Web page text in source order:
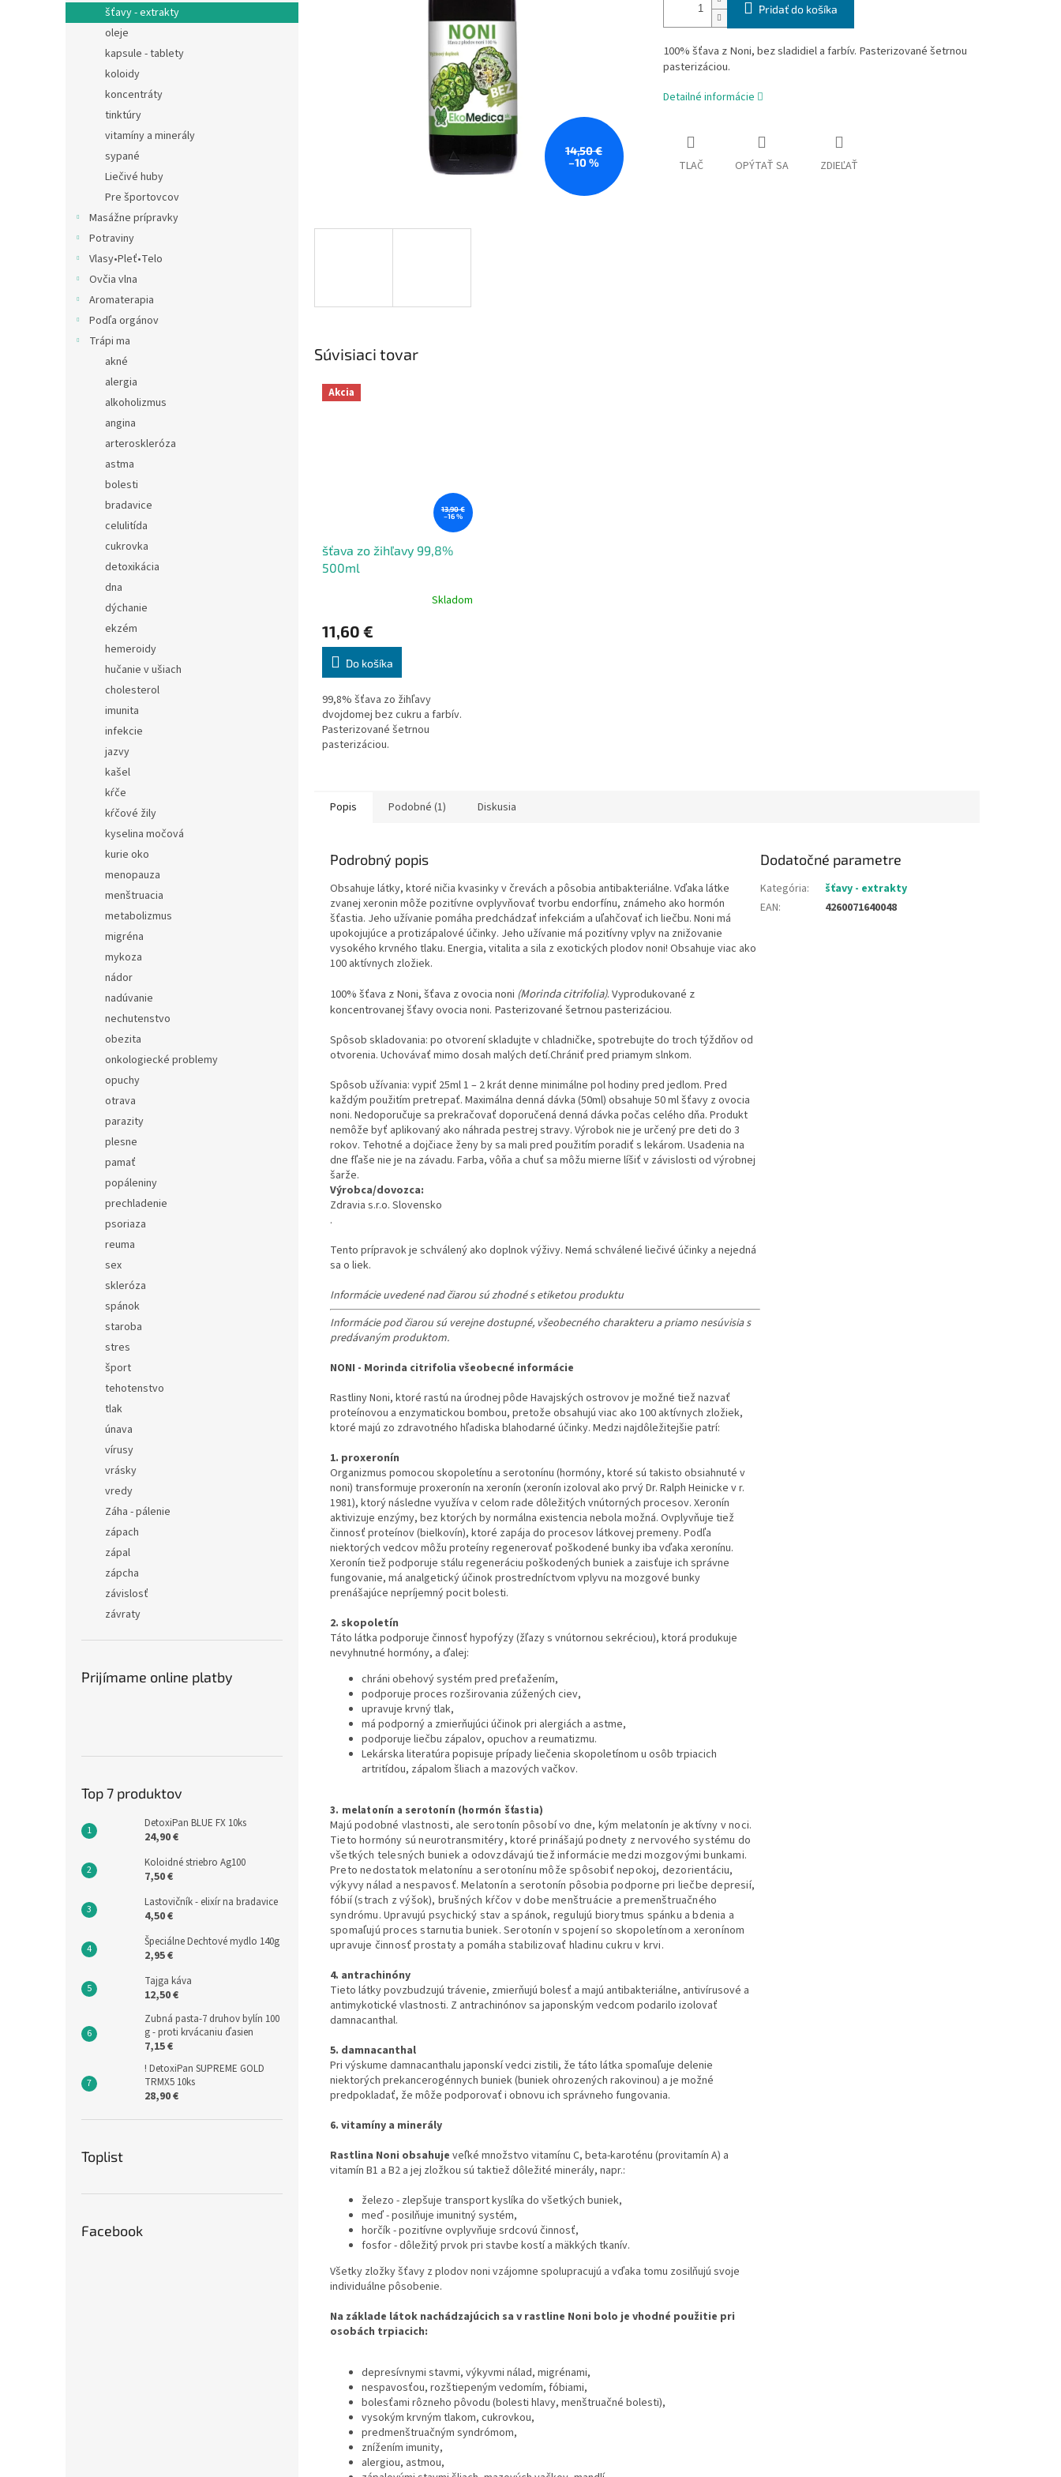
šťavy - extrakty
oleje
kapsule - tablety
koloidy
koncentráty
tinktúry
vitamíny a minerály
sypané
Liečivé huby
Pre športovcov
Masážne prípravky
Potraviny
Vlasy•Pleť•Telo
Ovčia vlna
Aromaterapia
Podľa orgánov
Trápi ma
akné
alergia
alkoholizmus
angina
arteroskleróza
astma
bolesti
bradavice
celulitída
cukrovka
detoxikácia
dna
dýchanie
ekzém
hemeroidy
hučanie v ušiach
cholesterol
imunita
infekcie
jazvy
kašel
kŕče
kŕčové žily
kyselina močová
kurie oko
menopauza
menštruacia
metabolizmus
migréna
mykoza
nádor
nadúvanie
nechutenstvo
obezita
onkologiecké problemy
opuchy
otrava
parazity
plesne
pamať
popáleniny
prechladenie
psoriaza
reuma
sex
skleróza
spánok
staroba
stres
šport
tehotenstvo
tlak
únava
vírusy
vrásky
vredy
Záha - pálenie
zápach
zápal
zápcha
závislosť
závraty
Prijímame online platby
Top 7 produktov
DetoxiPan BLUE FX 10ks
24,90 €
Koloidné striebro Ag100
7,50 €
Lastovičník - elixír na bradavice
4,50 €
Špeciálne Dechtové mydlo 140g
2,95 €
Tajga káva
12,50 €
Zubná pasta-7 druhov bylín 100
g - proti krvácaniu ďasien
7,15 €
! DetoxiPan SUPREME GOLD
TRMX5 10ks
28,90 €
Toplist
Facebook
14,50 €
–10 %
Pridať do košíka
100% šťava z Noni, bez sladidiel a farbív. Pasterizované šetrnou
pasterizáciou.
Detailné informácie
TLAČ OPÝTAŤ SA ZDIEĽAŤ
Súvisiaci tovar
Akcia
13,90 €
–16 %
šťava zo žihľavy 99,8%
500ml
Skladom
11,60 €
Do košíka
99,8% šťava zo žihľavy
dvojdomej bez cukru a farbív.
Pasterizované šetrnou
pasterizáciou.
Popis Podobné (1) Diskusia
Podrobný popis
Obsahuje látky, ktoré ničia kvasinky v črevách a pôsobia antibakteriálne. Vďaka látke
zvanej xeronin môže pozitívne ovplyvňovať tvorbu endorfínu, známeho ako hormón
šťastia. Jeho užívanie pomáha predchádzať infekciám a uľahčovať ich liečbu. Noni má
upokojujúce a protizápalové účinky. Jeho užívanie má pozitívny vplyv na znižovanie
vysokého krvného tlaku. Energia, vitalita a sila z exotických plodov noni! Obsahuje viac ako
100 aktívnych zložiek.
100% šťava z Noni, šťava z ovocia noni (Morinda citrifolia). Vyprodukované z
koncentrovanej šťavy ovocia noni. Pasterizované šetrnou pasterizáciou.
Spôsob skladovania: po otvorení skladujte v chladničke, spotrebujte do troch týždňov od
otvorenia. Uchovávať mimo dosah malých detí.Chrániť pred priamym slnkom.
Spôsob užívania: vypiť 25ml 1 – 2 krát denne minimálne pol hodiny pred jedlom. Pred
každým použitím pretrepať. Maximálna denná dávka (50ml) obsahuje 50 ml šťavy z ovocia
noni. Nedoporučuje sa prekračovať doporučená denná dávka počas celého dňa. Produkt
nemôže byť aplikovaný ako náhrada pestrej stravy. Výrobok nie je určený pre deti do 3
rokov. Tehotné a dojčiace ženy by sa mali pred použitím poradiť s lekárom. Usadenia na
dne fľaše nie je na závadu. Farba, vôňa a chuť sa môžu mierne líšiť v závislosti od výrobnej
šarže.
Výrobca/dovozca:
Zdravia s.r.o. Slovensko
.
Tento prípravok je schválený ako doplnok výživy. Nemá schválené liečivé účinky a nejedná
sa o liek.
Informácie uvedené nad čiarou sú zhodné s etiketou produktu
Informácie pod čiarou sú verejne dostupné, všeobecného charakteru a priamo nesúvisia s
predávaným produktom.
NONI - Morinda citrifolia všeobecné informácie
Rastliny Noni, ktoré rastú na úrodnej pôde Havajských ostrovov je možné tiež nazvať
proteínovou a enzymatickou bombou, pretože obsahujú viac ako 100 aktívnych zložiek,
ktoré majú zo zdravotného hľadiska blahodarné účinky. Medzi najdôležitejšie patrí:
1. proxeronín
Organizmus pomocou skopoletínu a serotonínu (hormóny, ktoré sú takisto obsiahnuté v
noni) transformuje proxeronín na xeronín (xeronín izoloval ako prvý Dr. Ralph Heinicke v r.
1981), ktorý následne využíva v celom rade dôležitých vnútorných procesov. Xeronín
aktivizuje enzýmy, bez ktorých by normálna existencia nebola možná. Ovplyvňuje tiež
činnosť proteínov (bielkovín), ktoré zapája do procesov látkovej premeny. Podľa
niektorých vedcov môžu proteíny regenerovať poškodené bunky iba vďaka xeronínu.
Xeronín tiež podporuje stálu regeneráciu poškodených buniek a zaisťuje ich správne
fungovanie, má analgetický účinok prostredníctvom vplyvu na mozgové bunky
prenášajúce nepríjemný pocit bolesti.
2. skopoletín
Táto látka podporuje činnosť hypofýzy (žľazy s vnútornou sekréciou), ktorá produkuje
nevyhnutné hormóny, a ďalej:
chráni obehový systém pred preťažením,
podporuje proces rozširovania zúžených ciev,
upravuje krvný tlak,
má podporný a zmierňujúci účinok pri alergiách a astme,
podporuje liečbu zápalov, opuchov a reumatizmu.
Lekárska literatúra popisuje prípady liečenia skopoletínom u osôb trpiacich
artritídou, zápalom šliach a mazových vačkov.
3. melatonín a serotonín (hormón šťastia)
Majú podobné vlastnosti, ale serotonín pôsobí vo dne, kým melatonín je aktívny v noci.
Tieto hormóny sú neurotransmitéry, ktoré prinášajú podnety z nervového systému do
všetkých telesných buniek a odovzdávajú tiež informácie medzi mozgovými bunkami.
Preto nedostatok melatonínu a serotonínu môže spôsobiť nepokoj, dezorientáciu,
výkyvy nálad a nespavosť. Melatonín a serotonín pôsobia podporne pri liečbe depresií,
fóbií (strach z výšok), brušných kŕčov v dobe menštruácie a premenštruačného
syndrómu. Upravujú psychický stav a spánok, regulujú biorytmus spánku a bdenia a
spomaľujú proces starnutia buniek. Serotonín v spojení so skopoletínom a xeronínom
upravuje činnosť prostaty a pomáha stabilizovať hladinu cukru v krvi.
4. antrachinóny
Tieto látky povzbudzujú trávenie, zmierňujú bolesť a majú antibakteriálne, antivírusové a
antimykotické vlastnosti. Z antrachinónov sa japonským vedcom podarilo izolovať
damnacanthal.
5. damnacanthal
Pri výskume damnacanthalu japonskí vedci zistili, že táto látka spomaľuje delenie
niektorých prekancerogénnych buniek (buniek ohrozených rakovinou) a je možné
predpokladať, že môže podporovať i obnovu ich správneho fungovania.
6. vitamíny a minerály
Rastlina Noni obsahuje veľké množstvo vitamínu C, beta-karoténu (provitamín A) a
vitamín B1 a B2 a jej zložkou sú taktiež dôležité minerály, napr.:
železo - zlepšuje transport kyslíka do všetkých buniek,
meď - posilňuje imunitný systém,
horčík - pozitívne ovplyvňuje srdcovú činnosť,
fosfor - dôležitý prvok pri stavbe kostí a mäkkých tkanív.
Všetky zložky šťavy z plodov noni vzájomne spolupracujú a vďaka tomu zosilňujú svoje
individuálne pôsobenie.
Na základe látok nachádzajúcich sa v rastline Noni bolo je vhodné použitie pri
osobách trpiacich:
depresívnymi stavmi, výkyvmi nálad, migrénami,
nespavosťou, rozštiepeným vedomím, fóbiami,
bolesťami rôzneho pôvodu (bolesti hlavy, menštruačné bolesti),
vysokým krvným tlakom, cukrovkou,
predmenštruačným syndrómom,
znížením imunity,
alergiou, astmou,
Dodatočné parametre
Kategória:
šťavy - extrakty
EAN: 4260071640048